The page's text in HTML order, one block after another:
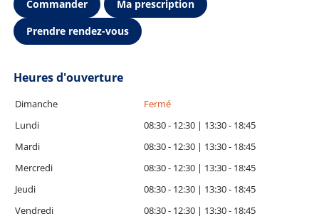
Commander
Ma prescription
Prendre rendez-vous
Heures d'ouverture
Dimanche
Fermé
Lundi
08:30 - 12:30 | 13:30 - 18:45
Mardi
08:30 - 12:30 | 13:30 - 18:45
Mercredi
08:30 - 12:30 | 13:30 - 18:45
Jeudi
08:30 - 12:30 | 13:30 - 18:45
Vendredi
08:30 - 12:30 | 13:30 - 18:45